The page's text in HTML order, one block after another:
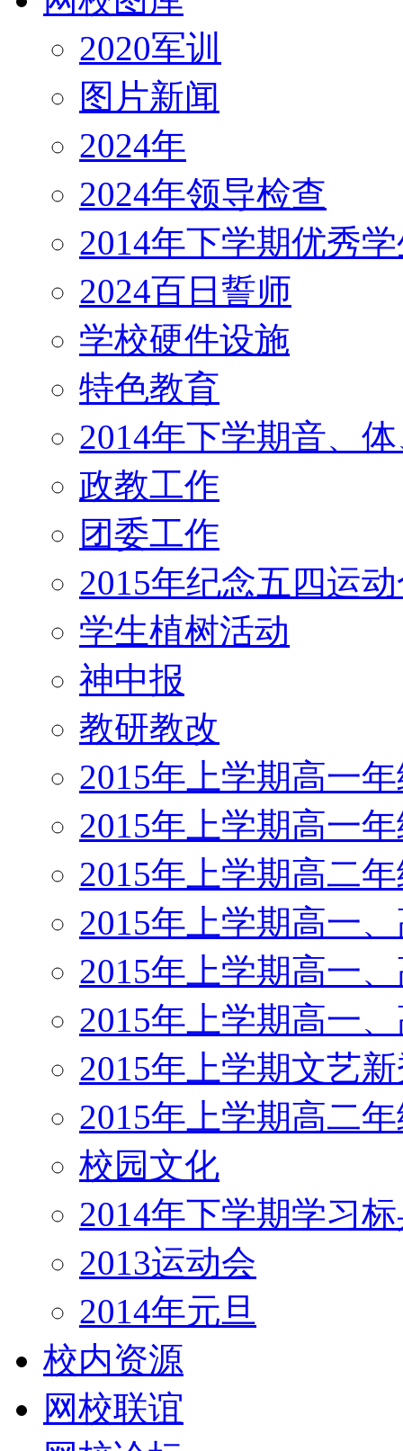
2020军训
图片新闻
2024年
2024年领导检查
2014年下学期优秀
2024百日誓师
学校硬件设施
特色教育
2014年下学期音、
政教工作
团委工作
2015年纪念五四运
学生植树活动
神中报
教研教改
2015年上学期高一
2015年上学期高一
2015年上学期高二
2015年上学期高一
2015年上学期高一
2015年上学期高一
2015年上学期文艺
2015年上学期高二
校园文化
2014年下学期学习
2013运动会
2014年元旦
校内资源
网校联谊